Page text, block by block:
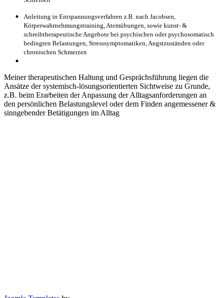
Anleitung in Entspannungsverfahren z.B. nach Jacobsen,
Körperwahrnehmungstraining, Atemübungen, sowie kunst- &
schreibtherapeutische Angebote bei psychischen oder psychosomatisch
bedingten Belastungen, Stresssymptomatiken, Angstzuständen oder
chronischen Schmerzen
Meiner therapeutischen Haltung und Gesprächsführung liegen die
Ansätze der systemisch-lösungsorientierten Sichtweise zu Grunde,
z.B. beim Erarbeiten der Anpassung der Alltagsanforderungen an
den persönlichen Belastungslevel oder dem Finden angemessener &
sinngebender Betätigungen im Alltag